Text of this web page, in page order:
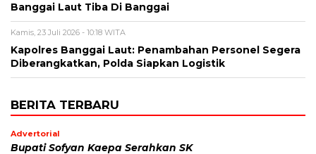
Banggai Laut Tiba Di Banggai
Kamis, 23 Juli 2026 - 10:18 WITA
Kapolres Banggai Laut: Penambahan Personel Segera
Diberangkatkan, Polda Siapkan Logistik
BERITA TERBARU
Advertorial
Bupati Sofyan Kaepa Serahkan SK